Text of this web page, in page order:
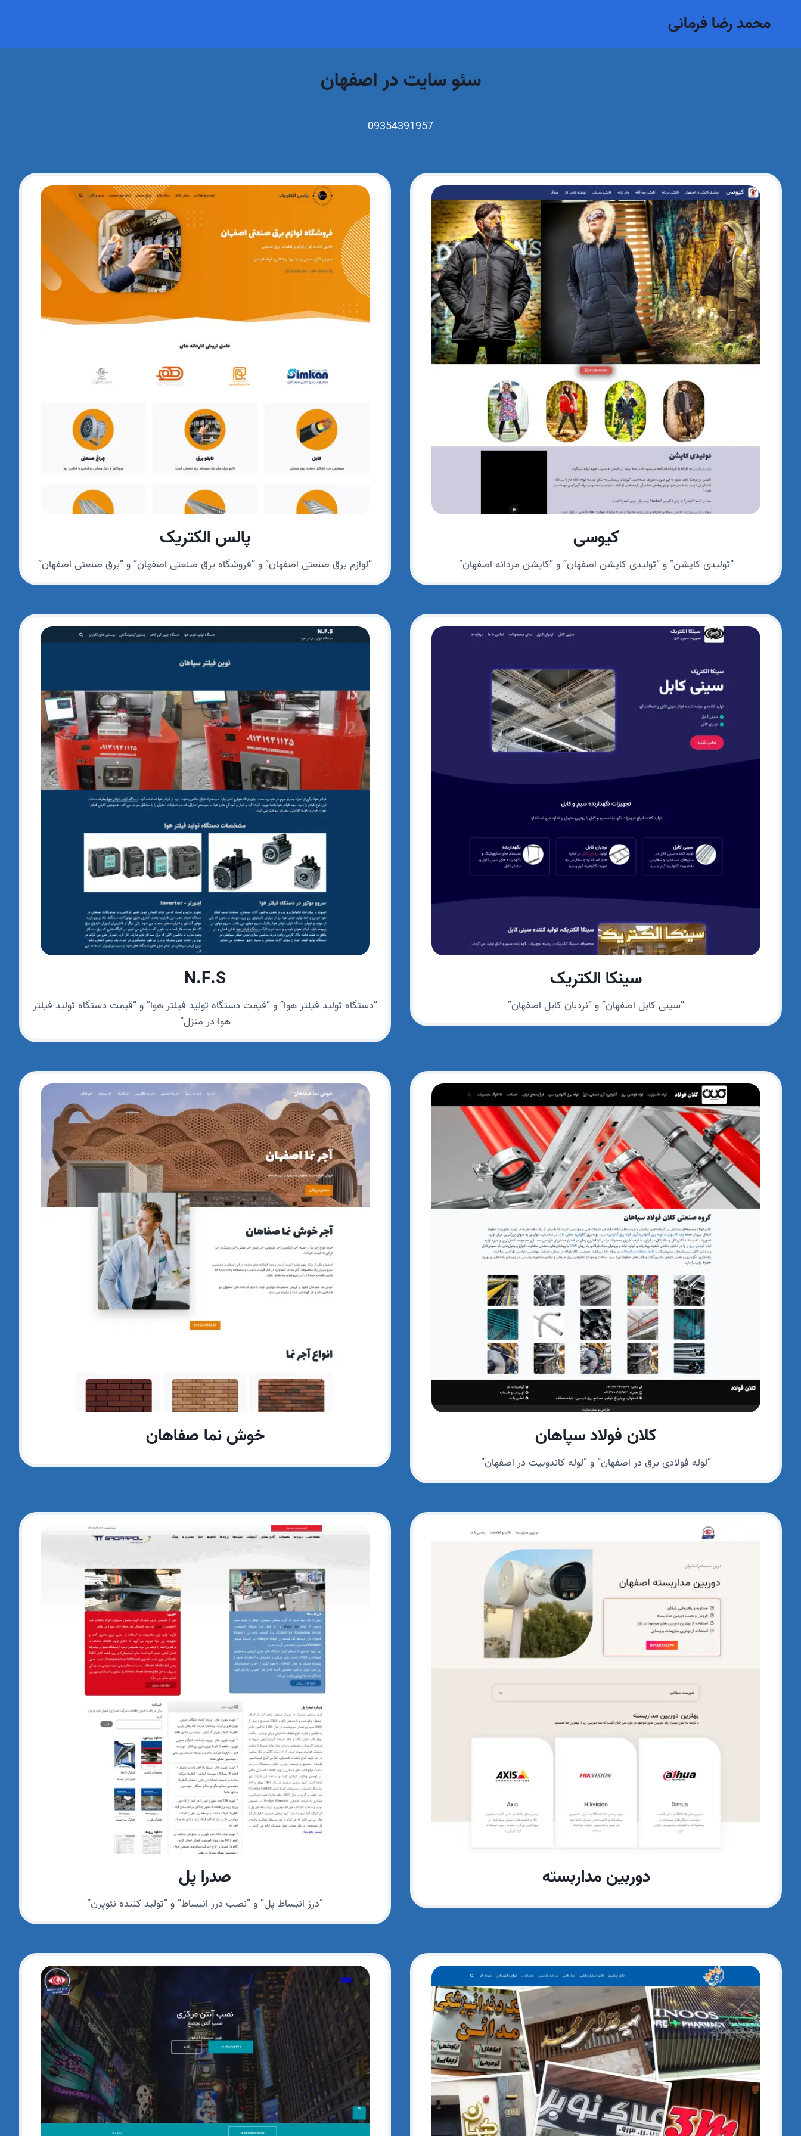
محمد رضا فرمانی
سئو سایت در اصفهان
09354391957
کیوسی
“تولیدی کاپشن” و “تولیدی کاپشن اصفهان” و “کاپشن مردانه اصفهان”
پالس الکتریک
“لوازم برق صنعتی اصفهان” و “فروشگاه برق صنعتی اصفهان” و “برق صنعتی اصفهان”
سینکا الکتریک
“سینی کابل اصفهان” و “نردبان کابل اصفهان”
N.F.S
“دستگاه تولید فیلتر هوا” و “قیمت دستگاه تولید فیلتر هوا” و “قیمت دستگاه تولید فیلتر
هوا در منزل”
کلان فولاد سپاهان
“لوله فولادی برق در اصفهان” و “لوله کاندوییت در اصفهان”
خوش نما صفاهان
دوربین مداربسته صدرا پل
“درز انبساط پل” و “نصب درز انبساط” و “تولید کننده نئوپرن”